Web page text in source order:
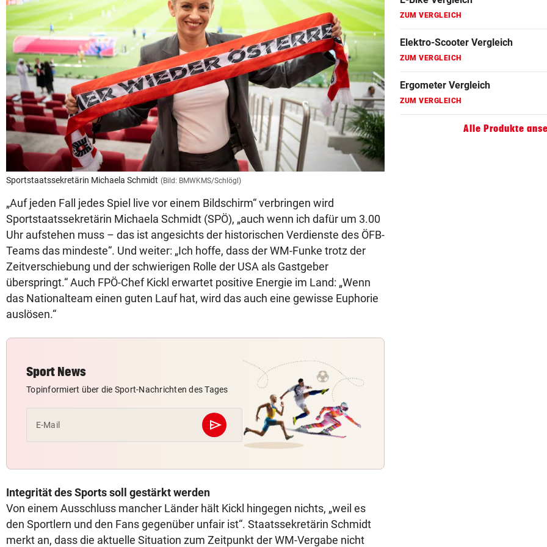
Sportstaatssekretärin Michaela Schmidt (Bild: BMWKMS/Schlögl)
„Auf jeden Fall jedes Spiel live vor einem Bildschirm“ verbringen wird
Sportstaatssekretärin Michaela Schmidt (SPÖ), „auch wenn ich dafür um 3.00
Uhr aufstehen muss – das ist angesichts der historischen Verdienste des ÖFB-
Teams das mindeste“. Und weiter: „Ich hoffe, dass der WM-Funke trotz der
Zeitverschiebung und der schwierigen Rolle der USA als Gastgeber
überspringt.“ Auch FPÖ-Chef Kickl erwartet positive Energie im Land: „Wenn
das Nationalteam einen guten Lauf hat, wird das auch eine gewisse Euphorie
auslösen.“
Sport News
Topinformiert über die Sport-Nachrichten des Tages
E-Mail send
Abschicken
Integrität des Sports soll gestärkt werden
Von einem Ausschluss mancher Länder hält Kickl hingegen nichts, „weil es
den Sportlern und den Fans gegenüber unfair ist“. Staatssekretärin Schmidt
merkt an, dass die aktuelle Situation zum Zeitpunkt der WM-Vergabe nicht
ZUM VERGLEICH
Hoverboard Vergleich
ZUM VERGLEICH
Kinderfahrrad Vergleich
ZUM VERGLEICH
Alle Produkte